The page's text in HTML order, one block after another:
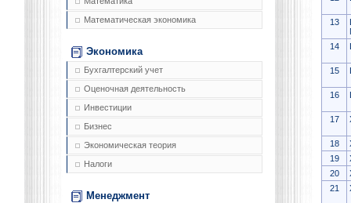
Математическая экономика
Экономика
Бухгалтерский учет
Оценочная деятельность
Инвестиции
Бизнес
Экономическая теория
Налоги
Менеджмент
13
14
15
16
17
18
19
20
21